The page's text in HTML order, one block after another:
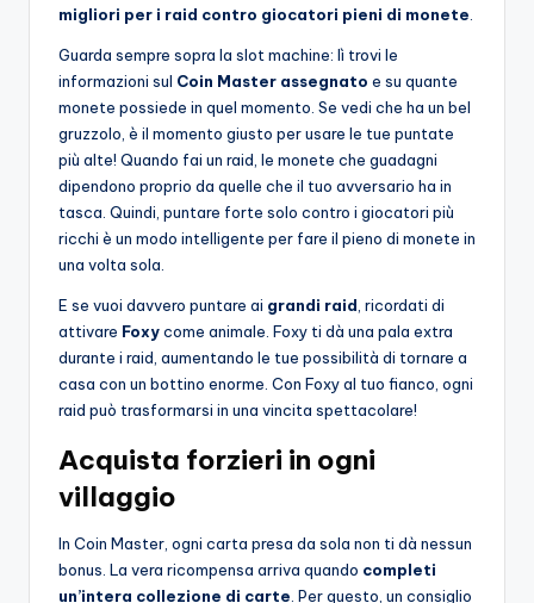
migliori per i raid contro giocatori pieni di monete
Guarda sempre sopra la slot machine: lì trovi le
informazioni sul Coin Master assegnato e su quante
monete possiede in quel momento. Se vedi che ha un bel
gruzzolo, è il momento giusto per usare le tue puntate
più alte! Quando fai un raid, le monete che guadagni
dipendono proprio da quelle che il tuo avversario ha in
tasca. Quindi, puntare forte solo contro i giocatori più
ricchi è un modo intelligente per fare il pieno di monete in
una volta sola.
E se vuoi davvero puntare ai grandi raid , ricordati di
attivare Foxycome animale. Foxy ti dà una pala extra
durante i raid, aumentando le tue possibilità di tornare a
casa con un bottino enorme. Con Foxy al tuo fianco, ogni
raid può trasformarsi in una vincita spettacolare!
Acquista forzieri in ogni
villaggio
In Coin Master, ogni carta presa da sola non ti dà nessun
bonus. La vera ricompensa arriva quando completi
un’intera collezione di carte . Per questo, un consiglio